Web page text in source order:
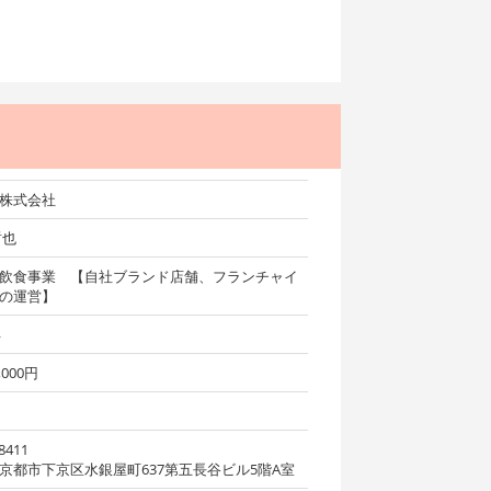
式会社
食事業 【自社ブランド店舗、フランチャイ
運営】
円
都市下京区水銀屋町637第五長谷ビル5階A室